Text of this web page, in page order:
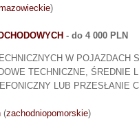
)
- do 4 000 PLN
W POJAZDACH
TECHNICZNE, ŚREDNIE
LUB PRZESŁANIE
(zachodniopomorskie)